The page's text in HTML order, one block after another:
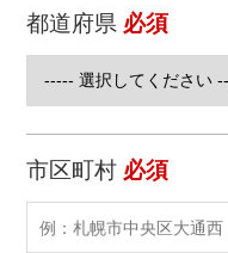
都道府県 必須
市区町村 必須